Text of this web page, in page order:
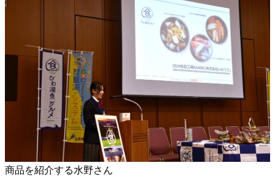
商品を紹介する水野さん